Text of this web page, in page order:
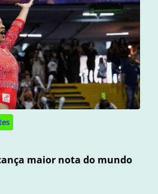
maior nota do mundo